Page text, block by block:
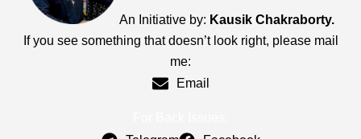
An Initiative by: Kausik Chakraborty.
If you see something that doesn’t look right, please mail
me:
Email